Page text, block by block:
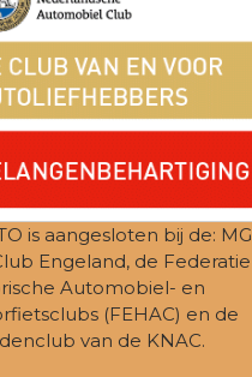
is aangesloten bij de: MG
Engeland, de Federatie
Automobiel- en
(FEHAC) en de
van de KNAC.